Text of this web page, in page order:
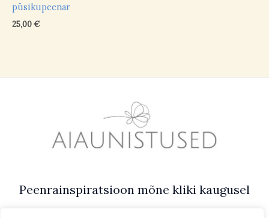
püsikupeenar
25,00€
Peenrainspiratsioon mõne kliki kaugusel